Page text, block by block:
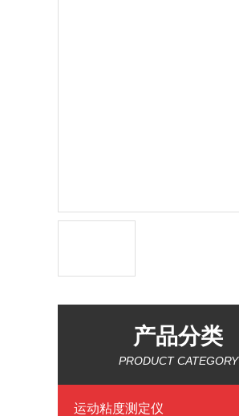
产品分类
PRODUCT CATEGORY
运动粘度测定仪